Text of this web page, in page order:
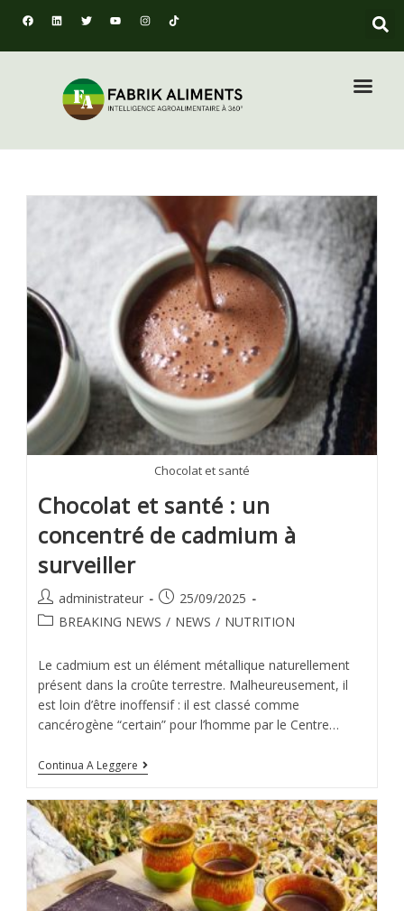
Chocolat et santé
Chocolat et santé : un
concentré de cadmium à
surveiller
administrateur
25/09/2025
BREAKING NEWS / NEWS / NUTRITION
Le cadmium est un élément métallique naturellement
présent dans la croûte terrestre. Malheureusement, il
est loin d’être inoffensif : il est classé comme
cancérogène “certain” pour l’homme par le Centre…
Continua A Leggere